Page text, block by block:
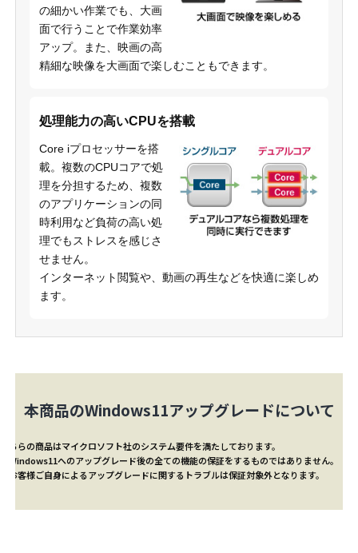
の細かい作業でも、大画
面で行うことで作業効率
アップ。また、映画の高
精細な映像を大画面で楽しむこともできます。
処理能力の高いCPUを搭載
Core iプロセッサーを搭
載。複数のCPUコアで処
理を分担するため、複数
のアプリケーションの同
時利用など負荷の高い処
理でもストレスを感じさ
せません。
インターネット閲覧や、動画の再生などを快適に楽しめ
ます。
本商品のWindows11アップグレードについて
こちらの商品はマイクロソフト社のシステム要件を満たしております。
※Windows11へのアップグレード後の全ての機能の保証をするものではありません。
※お客様ご自身によるアップグレードに関するトラブルは保証対象外となります。